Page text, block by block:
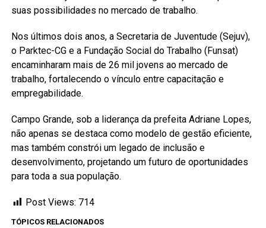
suas possibilidades no mercado de trabalho.
Nos últimos dois anos, a Secretaria de Juventude (Sejuv),
o Parktec-CG e a Fundação Social do Trabalho (Funsat)
encaminharam mais de 26 mil jovens ao mercado de
trabalho, fortalecendo o vínculo entre capacitação e
empregabilidade.
Campo Grande, sob a liderança da prefeita Adriane Lopes,
não apenas se destaca como modelo de gestão eficiente,
mas também constrói um legado de inclusão e
desenvolvimento, projetando um futuro de oportunidades
para toda a sua população.
Post Views: 714
TÓPICOS RELACIONADOS